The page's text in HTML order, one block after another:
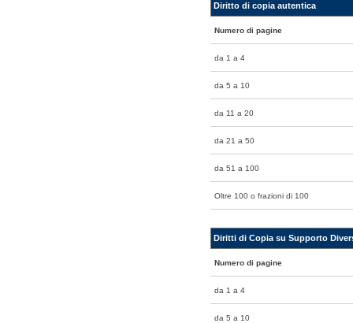
Diritto di copia autentica
Numero di pagine
da 1 a 4
da 5 a 10
da 11 a 20
da 21 a 50
da 51 a 100
Oltre 100 o frazioni di 100
Diritti di Copia su Supporto
Numero di pagine
da 1 a 4
da 5 a 10